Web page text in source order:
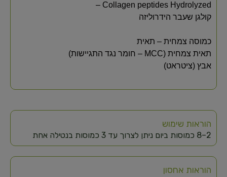
Collagen peptides Hydrolyzed –
קולגן שעבר הידרוליזה
כמוסה צמחית – תאית
תאית צמחית (MCC – חומר נגד התגיישות)
אבץ (ציטראט)
הוראות שימוש
2–8 כמוסות ביום ניתן לצרוך עד 3 כמוסות בנטילה אחת
הוראות אחסון